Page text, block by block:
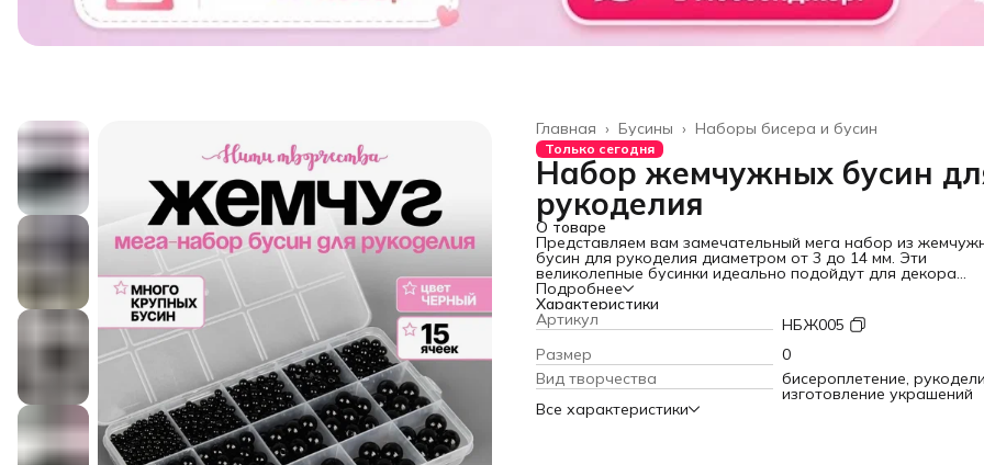
Наборы бисера и бусин
Бусины ›
Главная ›
Только сегодня
Набор жемчужных бусин
рукоделия
О товаре
Представляем вам замечательный мега набор из
бусин для рукоделия диаметром от 3 до 14 мм. Эти
великолепные бусинки идеально подойдут для декора
одежды, обуви и аксессуаров.
В наборе вы найдете большое разнообразие размеров
фурнитуры. Крупные глянцевые жемчужины привнесут
ваше изделие, будь то сумка, заколки, броши, подвески,
и другая бижутерия. Вы сможете сделать своими руками
поделки, четки, бусы, чокеры и фенечки. Мелкие акриловые
бусины могут использоваться в качестве бисера для
амигуруми и брелоков, а также браслетов и бусин для
украшения волос.
Подробнее
Характеристики
Артикул
НБЖ005
Размер
0
Вид творчества
бисероплетение,
изготовление украшений
Все характеристики